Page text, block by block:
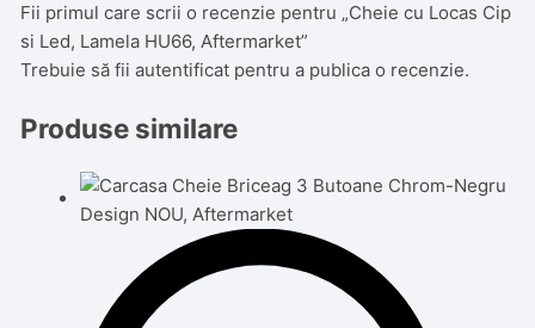
Fii primul care scrii o recenzie pentru „Cheie cu Locas Cip
si Led, Lamela HU66, Aftermarket”
Trebuie să fiiautentificat pentru a publica o recenzie.
Produse similare